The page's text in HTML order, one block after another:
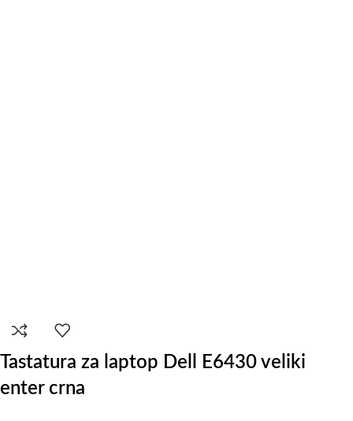
Tastatura za laptop Dell E6430 veliki
enter crna